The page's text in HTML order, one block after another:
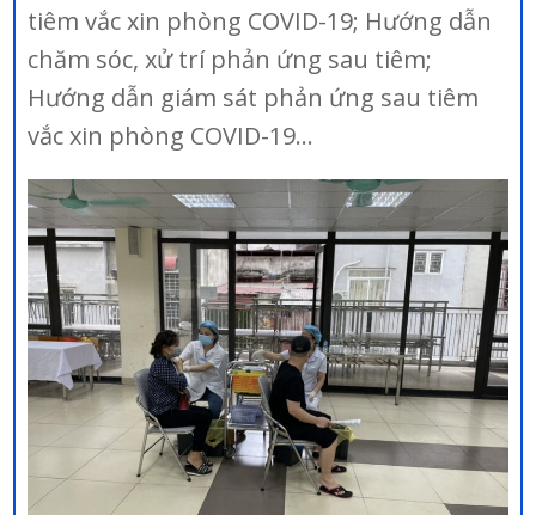
tiêm vắc xin phòng COVID-19; Hướng dẫn
chăm sóc, xử trí phản ứng sau tiêm;
Hướng dẫn giám sát phản ứng sau tiêm
vắc xin phòng COVID-19…